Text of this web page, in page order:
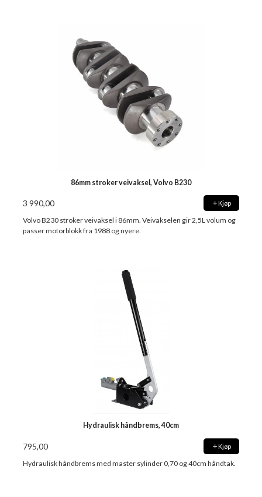
86mm stroker veivaksel, Volvo B230
3 990,00 Kjøp
Volvo B230 stroker veivaksel i 86mm. Veivakselen gir 2,5L volum og
passer motorblokk fra 1988 og nyere.
Hydraulisk håndbrems, 40cm
795,00 Kjøp
Hydraulisk håndbrems med master sylinder 0,70 og 40cm håndtak.